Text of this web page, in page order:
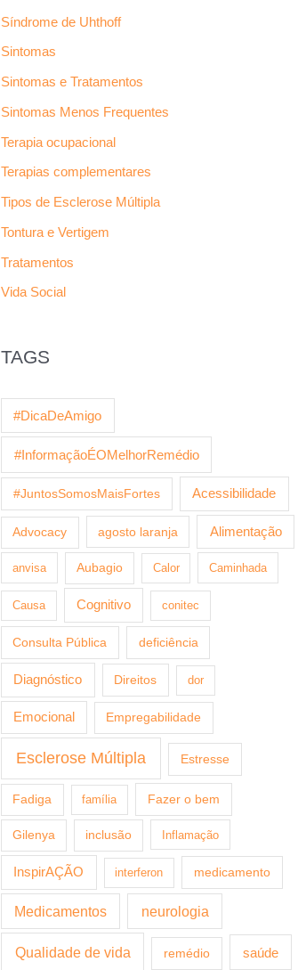
Síndrome de Uhthoff
Sintomas
Sintomas e Tratamentos
Sintomas Menos Frequentes
Terapia ocupacional
Terapias complementares
Tipos de Esclerose Múltipla
Tontura e Vertigem
Tratamentos
Vida Social
TAGS
#DicaDeAmigo
#InformaçãoÉOMelhorRemédio
#JuntosSomosMaisFortes Acessibilidade
Advocacy agosto laranja Alimentação
anvisa Aubagio Calor Caminhada
Causa Cognitivo conitec
Consulta Pública deficiência
Diagnóstico Direitos dor
Emocional Empregabilidade
Esclerose Múltipla Estresse
Fadiga família Fazer o bem
Gilenya inclusão Inflamação
InspirAÇÃO interferon medicamento
Medicamentos neurologia
Qualidade de vida remédio saúde